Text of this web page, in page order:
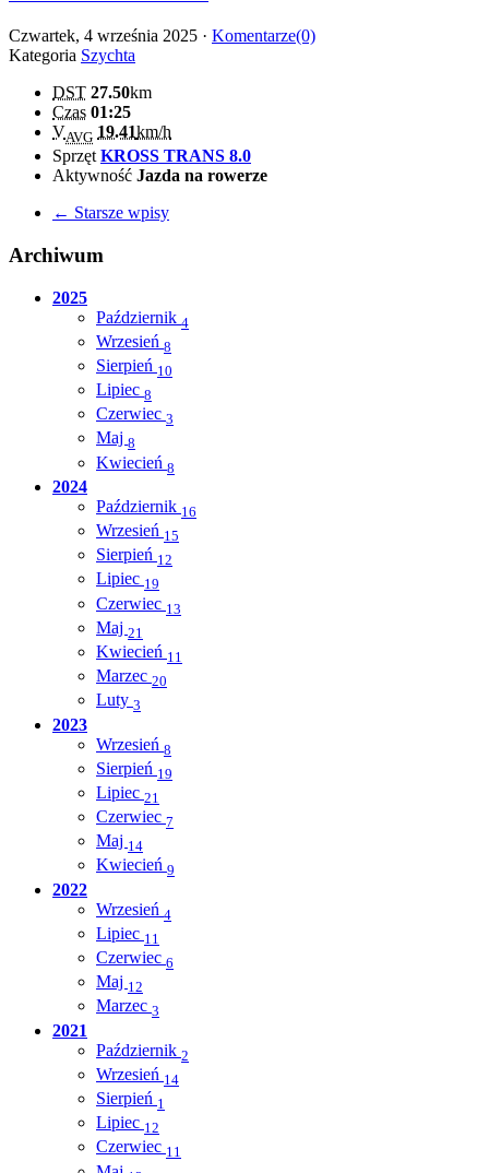
Czwartek, 4 września 2025 · Komentarze(0)
Kategoria Szychta
DST 27.50km
Czas 01:25
VAVG 19.41km/h
Sprzęt KROSS TRANS 8.0
Aktywność Jazda na rowerze
← Starsze wpisy
Archiwum
2025
Październik 4
Wrzesień 8
Sierpień 10
Lipiec 8
Czerwiec 3
Maj 8
Kwiecień 8
2024
Październik 16
Wrzesień 15
Sierpień 12
Lipiec 19
Czerwiec 13
Maj 21
Kwiecień 11
Marzec 20
Luty 3
2023
Wrzesień 8
Sierpień 19
Lipiec 21
Czerwiec 7
Maj 14
Kwiecień 9
2022
Wrzesień 4
Lipiec 11
Czerwiec 6
Maj 12
Marzec 3
2021
Październik 2
Wrzesień 14
Sierpień 1
Lipiec 12
Czerwiec 11